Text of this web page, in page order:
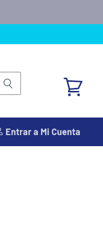
Entrar a Mi Cuenta